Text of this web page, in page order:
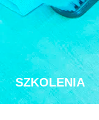
SZKOLENIA